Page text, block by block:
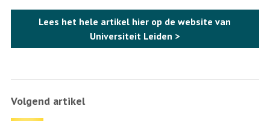
Lees het hele artikel hier op de website van
Universiteit Leiden >
Volgend artikel